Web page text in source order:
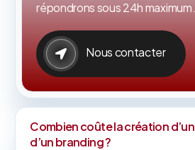
répondrons sous 24h maximum.
Nous contacter
Combien coûte la création
d’un branding ?